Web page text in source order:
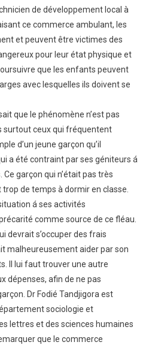
de développement local à
ce commerce ambulant, les
et peuvent être victimes des
pour leur état physique et
que les enfants peuvent
avec lesquelles ils doivent se
que le phénomène n’est pas
surtout ceux qui fréquentent
d’un jeune garçon qu’il
a été contraint par ses géniteurs á
garçon qui n’était pas très
de temps à dormir en classe.
á ses activités
comme source de ce fléau.
devrait s’occuper des frais
malheureusement aider par son
Il lui faut trouver une autre
dépenses, afin de ne pas
Dr Fodié Tandjigora est
sociologie et
lettres et des sciences humaines
que le commerce